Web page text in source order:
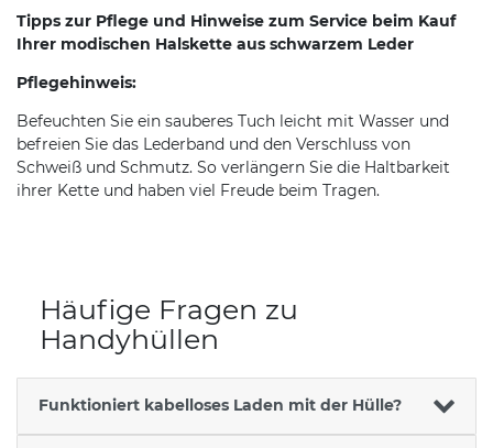
Tipps zur Pflege und Hinweise zum Service beim Kauf
Ihrer modischen Halskette aus schwarzem Leder
Pflegehinweis:
Befeuchten Sie ein sauberes Tuch leicht mit Wasser und
befreien Sie das Lederband und den Verschluss von
Schweiß und Schmutz. So verlängern Sie die Haltbarkeit
ihrer Kette und haben viel Freude beim Tragen.
Häufige Fragen zu
Handyhüllen
Funktioniert kabelloses Laden mit der Hülle?